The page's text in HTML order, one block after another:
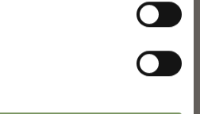
EIN LEITFADEN FÜR